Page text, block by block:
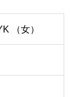
（女）